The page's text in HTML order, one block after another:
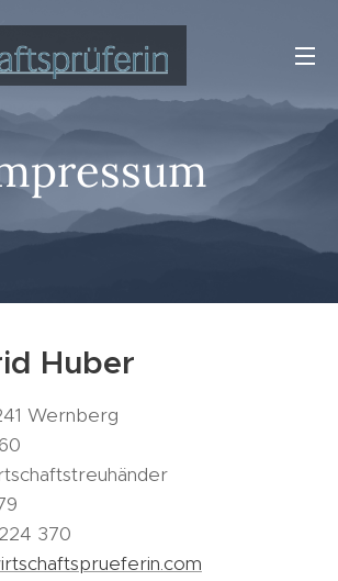
Huber
Wernberg
370